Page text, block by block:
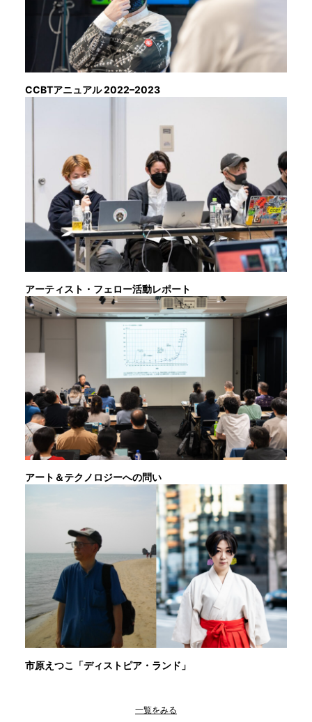
CCBTアニュアル 2022–2023
アーティスト・フェロー活動レポート
アート＆テクノロジーへの問い
市原えつこ「ディストピア・ランド」
一覧をみる